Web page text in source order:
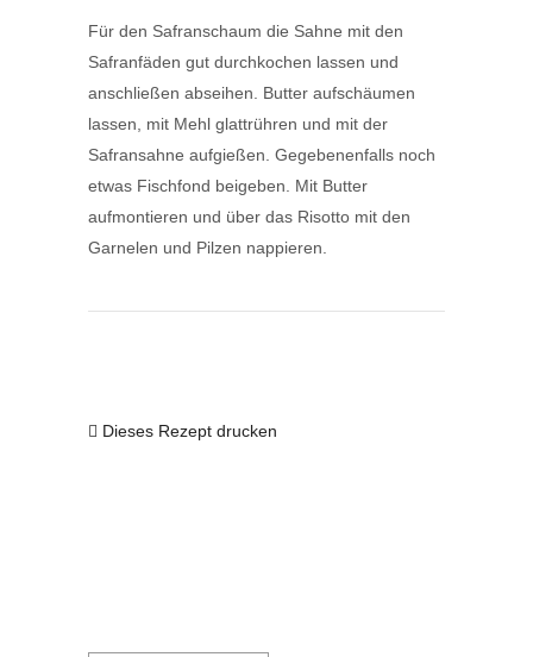
Für den Safranschaum die Sahne mit den
Safranfäden gut durchkochen lassen und
anschließen abseihen. Butter aufschäumen
lassen, mit Mehl glattrühren und mit der
Safransahne aufgießen. Gegebenenfalls noch
etwas Fischfond beigeben. Mit Butter
aufmontieren und über das Risotto mit den
Garnelen und Pilzen nappieren.
Dieses Rezept drucken